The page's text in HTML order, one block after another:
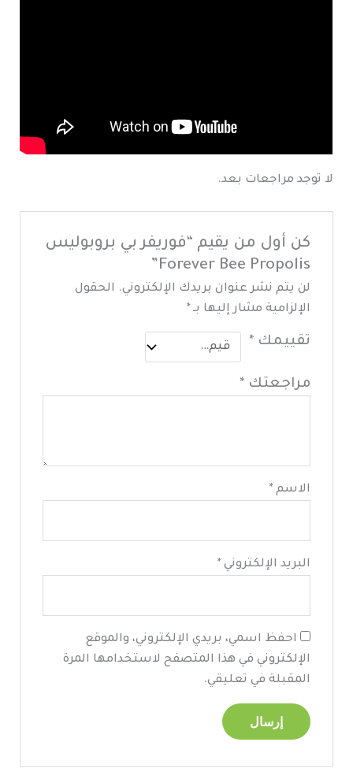
لا توجد مراجعات بعد.
كن أول من يقيم “فوريفر بي بروبوليس
Forever Bee Propolis”
لن يتم نشر عنوان بريدك الإلكتروني. الحقول
الإلزامية مشار إليها بـ*
تقييمك
مراجعتك
الاسم*
البريد الإلكتروني*
احفظ اسمي، بريدي الإلكتروني، والموقع
الإلكتروني في هذا المتصفح لاستخدامها المرة
المقبلة في تعليقي.